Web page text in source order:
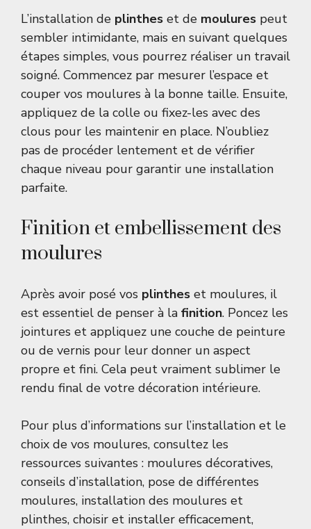
L’installation de plinthes et de moulures peut
sembler intimidante, mais en suivant quelques
étapes simples, vous pourrez réaliser un travail
soigné. Commencez par mesurer l’espace et
couper vos moulures à la bonne taille. Ensuite,
appliquez de la colle ou fixez-les avec des
clous pour les maintenir en place. N’oubliez
pas de procéder lentement et de vérifier
chaque niveau pour garantir une installation
parfaite.
Finition et embellissement des
moulures
Après avoir posé vos plinthes et moulures, il
est essentiel de penser à la finition. Poncez les
jointures et appliquez une couche de peinture
ou de vernis pour leur donner un aspect
propre et fini. Cela peut vraiment sublimer le
rendu final de votre décoration intérieure.
Pour plus d’informations sur l’installation et le
choix de vos moulures, consultez les
ressources suivantes : moulures décoratives,
conseils d’installation, pose de différentes
moulures, installation des moulures et
plinthes, choisir et installer efficacement,